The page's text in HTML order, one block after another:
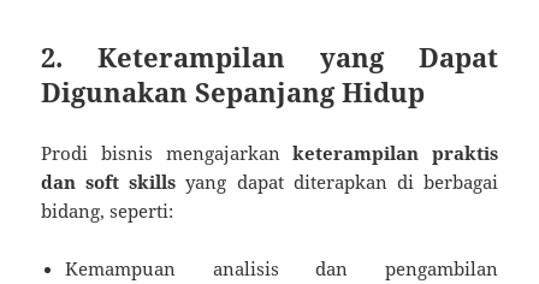
2. Keterampilan yang Dapat
Digunakan Sepanjang Hidup
Prodi bisnis mengajarkanketerampilan praktis
dan soft skills yang dapat diterapkan di berbagai
bidang, seperti:
Kemampuan analisis dan pengambilan